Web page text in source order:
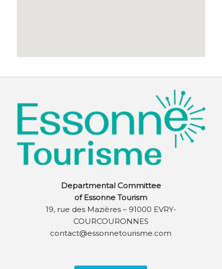
Departmental Committee
of Essonne Tourism
19, rue des Mazières – 91000 EVRY-
COURCOURONNES
contact@essonnetourisme.com